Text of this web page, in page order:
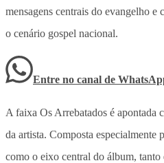
mensagens centrais do evangelho e
o cenário gospel nacional.
Entre no canal de
A faixa Os Arrebatados é apontada
da artista. Composta especialmente
como o eixo central do álbum, tanto